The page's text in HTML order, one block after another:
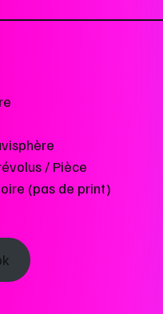
/ Pièce
(pas de print)